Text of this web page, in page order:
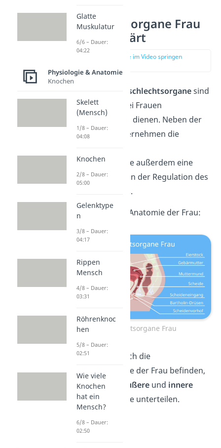
Geschlechtsorgane Frau
einfach erklärt
zur Stelle im Video springen
Geschlechtsorganesind
alle Organe, die bei Frauen
Fortpflanzung
dienen. Neben der
Fortpflanzung übernehmen die
Geschlechtsorgane außerdem eine
wichtige Aufgabe in der Regulation des
Hormonhaushalts.
Hier siehst du die Anatomie der Frau:
Geschlechtsorgane Frau
Je nachdem, wo sich die
Geschlechtsorgane der Frau befinden,
kannst du sie in
äußere und innere
Geschlechtsorgane unterteilen.
Glatte
Muskulatur
6/6 – Dauer:
04:22
Physiologie & Anatomie
Knochen
Skelett
(Mensch)
1/8 – Dauer:
04:08
Knochen
2/8 – Dauer:
05:00
Gelenktype
n
3/8 – Dauer:
04:17
Rippen
Mensch
4/8 – Dauer:
03:31
Röhrenknoc
hen
5/8 – Dauer:
02:51
Wie viele
Knochen
hat ein
Mensch?
6/8 – Dauer:
02:50